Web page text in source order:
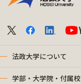
法政大学について
学部・大学院・付属校